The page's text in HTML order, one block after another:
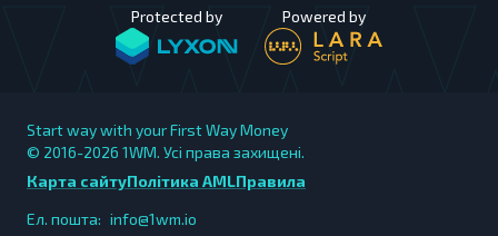
Protected by Powered by
Start way with your First Way Money
© 2016-2026 1WM. Усі права захищені.
Карта сайтуПолітика AMLПравила
Ел. пошта: info@1wm.io